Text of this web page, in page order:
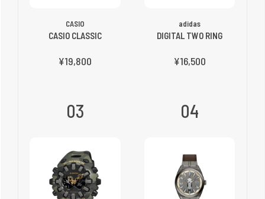
CASIO
CASIO CLASSIC
¥19,800
adidas
DIGITAL TWO RING
¥16,500
03 04